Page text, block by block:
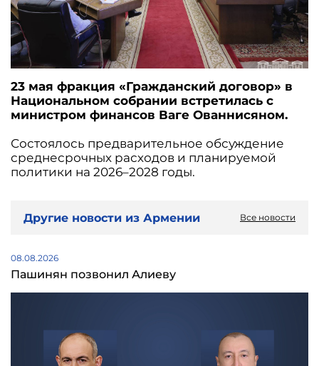
23 мая фракция «Гражданский договор» в
Национальном собрании встретилась с
министром финансов Ваге Ованнисяном.
Состоялось предварительное обсуждение
среднесрочных расходов и планируемой
политики на 2026–2028 годы.
Другие новости из Армении Все новости
08.08.2026
Пашинян позвонил Алиеву